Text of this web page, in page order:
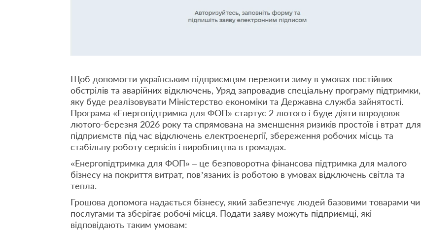
Щоб допомогти українським підприємцям пережити зиму в умовах постійних
обстрілів та аварійних відключень, Уряд запровадив спеціальну програму підтримки,
яку буде реалізовувати Міністерство економіки та Державна служба зайнятості.
Програма «Енергопідтримка для ФОП» стартує 2 лютого і буде діяти впродовж
лютого-березня 2026 року та спрямована на зменшення ризиків простоїв і втрат для
підприємств під час відключень електроенергії, збереження робочих місць та
стабільну роботу сервісів і виробництва в громадах.
«Енергопідтримка для ФОП» – це безповоротна фінансова підтримка для малого
бізнесу на покриття витрат, пов’язаних із роботою в умовах відключень світла та
тепла.
Грошова допомога надається бізнесу, який забезпечує людей базовими товарами чи
послугами та зберігає робочі місця. Подати заяву можуть підприємці, які
відповідають таким умовам: